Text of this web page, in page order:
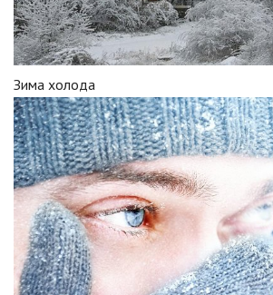
Зима холода